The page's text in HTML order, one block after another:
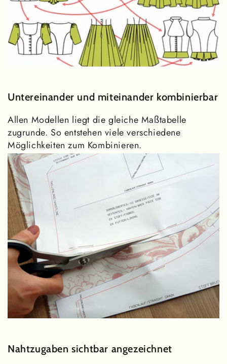
Untereinander und miteinander kombinierbar
Allen Modellen liegt die gleiche Maßtabelle
zugrunde. So entstehen viele verschiedene
Möglichkeiten zum Kombinieren.
Nahtzugaben sichtbar angezeichnet